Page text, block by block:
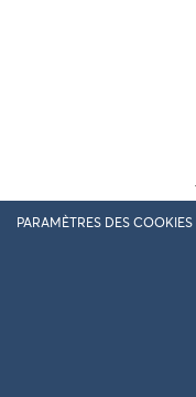
PARAMÈTRES DES COOKIES